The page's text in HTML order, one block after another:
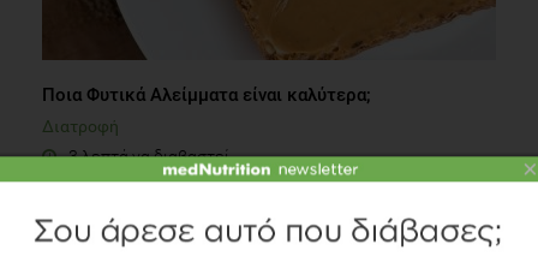
Ποια Φυτικά Αλείμματα είναι καλύτερα;
Διατροφή
3 λεπτά να διαβαστεί
×